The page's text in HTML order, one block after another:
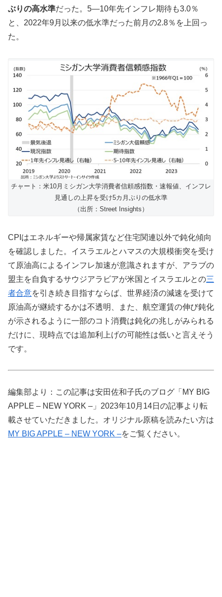
ぶりの高水準だった。5―10年先インフレ期待も3.0％
と、2022年9月以来の低水準だった前月の2.8％を上回っ
た。
チャート：米10月ミシガン大学消費者信頼感指数・速報値、インフレ
見通しの上昇を受け5カ月ぶりの低水準
（出所：Street Insights）
CPIはエネルギーや帰属家賃など住宅関連以外で鈍化傾向
を確認しました。イスラエルとハマスの大規模衝突を受け
て原油高によるインフレ加速が意識されますが、アラブの
盟主を自負するサウジアラビアが米国とイスラエルとの三
者合意を引き続き目指すならば、世界経済の減速を受けて
原油高が継続するかは不透明、また、航空運賃の伸び鈍化
が示されるように一部のコト消費は鈍化の兆しがみられる
だけに、現時点では追加利上げの可能性は低いと言えそう
です。
編集部より：この記事は安田佐和子氏のブログ「MY BIG
APPLE – NEW YORK –」2023年10月14日の記事より転
載させていただきました。オリジナル原稿を読みたい方は
MY BIG APPLE – NEW YORK –をご覧ください。